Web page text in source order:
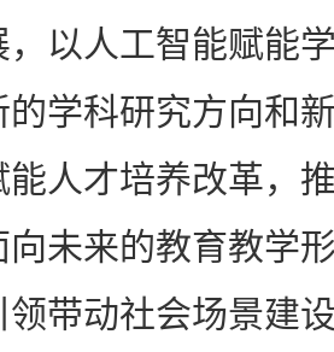
，以人工智能赋能
的学科研究方向和
能人才培养改革，
向未来的教育教学
领带动社会场景建